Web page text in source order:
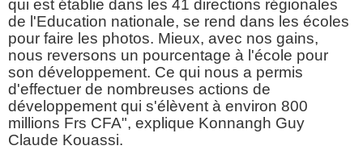
qui est établie dans les 41 directions régionales
de l'Education nationale, se rend dans les écoles
pour faire les photos. Mieux, avec nos gains,
nous reversons un pourcentage à l'école pour
son développement. Ce qui nous a permis
d'effectuer de nombreuses actions de
développement qui s'élèvent à environ 800
millions Frs CFA", explique Konnangh Guy
Claude Kouassi.